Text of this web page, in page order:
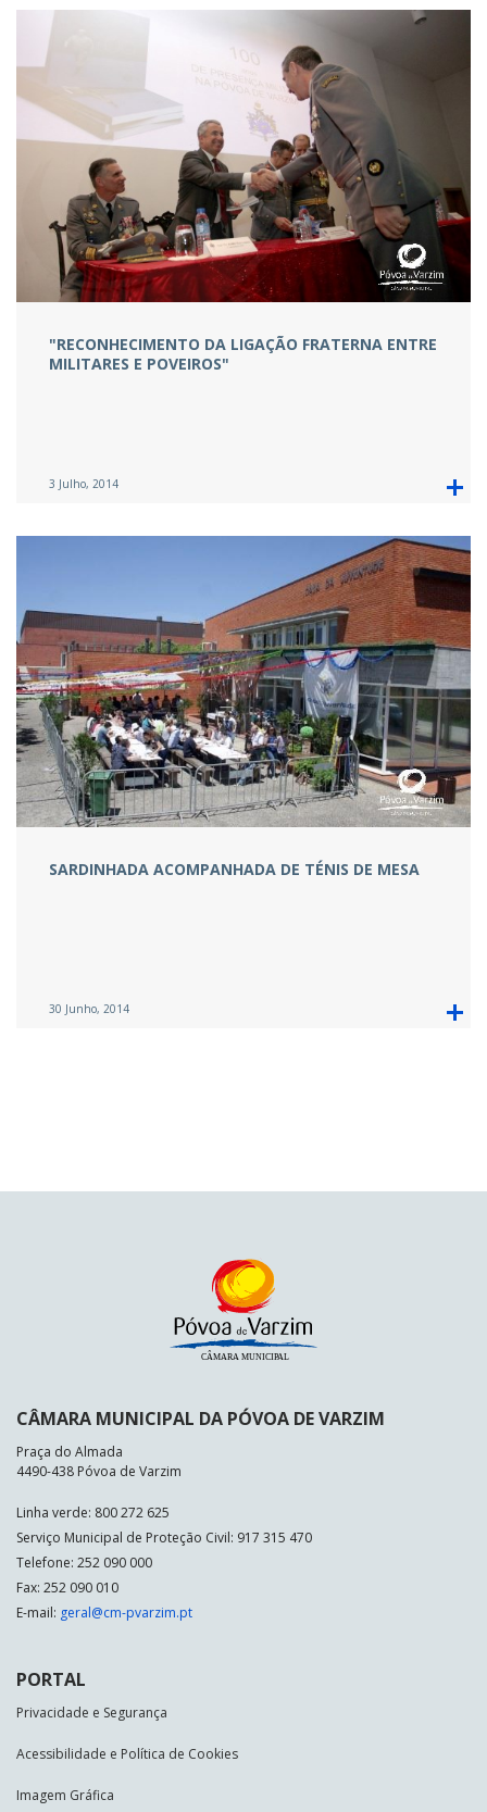
"RECONHECIMENTO DA LIGAÇÃO FRATERNA ENTRE
MILITARES E POVEIROS"
3 Julho, 2014
SARDINHADA ACOMPANHADA DE TÉNIS DE MESA
30 Junho, 2014
CÂMARA MUNICIPAL DA PÓVOA DE VARZIM
Praça do Almada
4490-438 Póvoa de Varzim
Linha verde: 800 272 625
Serviço Municipal de Proteção Civil: 917 315 470
Telefone: 252 090 000
Fax: 252 090 010
E-mail: geral@cm-pvarzim.pt
PORTAL
Privacidade e Segurança
Acessibilidade e Política de Cookies
Imagem Gráfica